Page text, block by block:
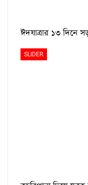
ঈদযাত্রার ১৩ দিনে
SLIDER